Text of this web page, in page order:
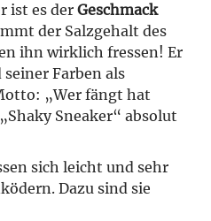
ist es der Geschmack
der Salzgehalt des
ihn wirklich fressen! Er
Farben als
„Wer fängt hat
Sneaker“ absolut
sich leicht und sehr
Dazu sind sie